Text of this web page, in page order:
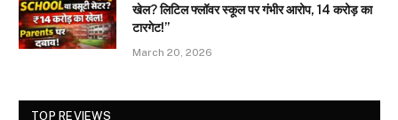
खेल? लिटिल फ्लॉवर स्कूल पर गंभीर आरोप, 14 करोड़ का
टारगेट!”
March 20, 2026
TOP REVIEWS